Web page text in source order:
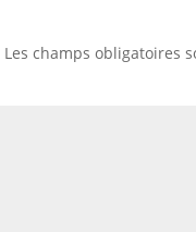
Les champs obligatoires